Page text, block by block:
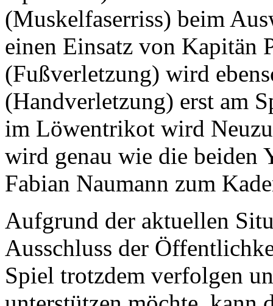
(Muskelfaserriss) beim
einen Einsatz von Kapitän
(Fußverletzung) wird
(Handverletzung) erst am
im Löwentrikot wird
wird genau wie die beiden
Fabian Naumann zum
Aufgrund der aktuellen
Ausschluss der
Spiel trotzdem verfolgen